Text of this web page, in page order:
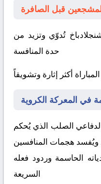
تُدوّي وتزيد من
حدة المنافسة
أكثر إثارة وتشويقاً
الصلب الذي يُحكم
ويُفسد هجمات المنافسين
الحاسمة وردود فعله
السريعة